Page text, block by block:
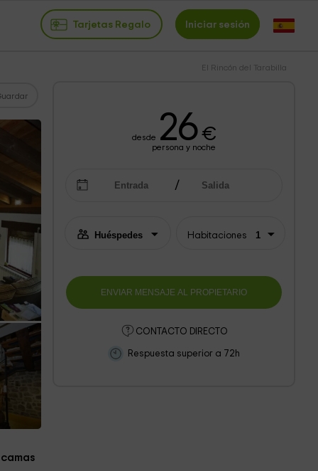
Tarjetas Regalo Iniciar sesión
El Rincón del Tarabilla
desde 26€
persona y noche
Habitaciones
CONTACTO DIRECTO
Respuesta superior a 72h